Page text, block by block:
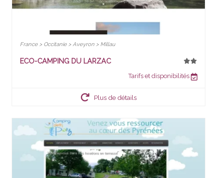
France > Occitanie > Aveyron > Millau
ECO-CAMPING DU LARZAC
Tarifs et disponibilités
Plus de détails